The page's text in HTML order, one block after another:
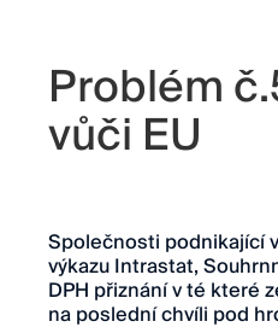
Problém
vůči EU
Společnosti podnikající
výkazu Intrastat,
DPH přiznání v té které
na poslední chvíli pod